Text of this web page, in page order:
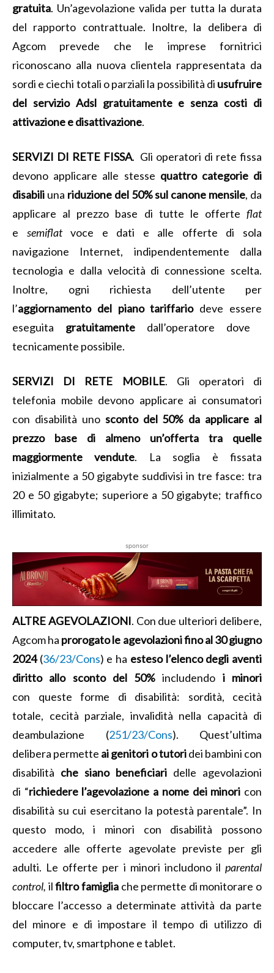
gratuita. Un’agevolazione valida per tutta la durata
del rapporto contrattuale. Inoltre, la delibera di
Agcom prevede che le imprese fornitrici
riconoscano alla nuova clientela rappresentata da
sordi e ciechi totali o parziali la possibilità di usufruire
del servizio Adsl gratuitamente e senza costi di
attivazione e disattivazione.
SERVIZI DI RETE FISSA. Gli operatori di rete fissa
devono applicare alle stesse quattro categorie di
disabili una riduzione del 50% sul canone mensile, da
applicare al prezzo base di tutte le offerte flat
e semiflatvoce e dati e alle offerte di sola
navigazione Internet, indipendentemente dalla
tecnologia e dalla velocità di connessione scelta.
Inoltre, ogni richiesta dell’utente per
l’aggiornamento del piano tariffariodeve essere
eseguita gratuitamente dall’operatore dove
tecnicamente possibile.
SERVIZI DI RETE MOBILE. Gli operatori di
telefonia mobile devono applicare ai consumatori
con disabilità uno sconto del 50% da applicare al
prezzo base di almeno un’offerta tra quelle
maggiormente vendute. La soglia è fissata
inizialmente a 50 gigabyte suddivisi in tre fasce: tra
20 e 50 gigabyte; superiore a 50 gigabyte; traffico
illimitato.
sponsor
ALTRE AGEVOLAZIONI. Con due ulteriori delibere,
Agcom ha prorogato le agevolazioni fino al 30 giugno
2024(36/23/Cons) e ha esteso l’elenco degli aventi
diritto allo sconto del 50%includendo i minori
con queste forme di disabilità: sordità, cecità
totale, cecità parziale, invalidità nella capacità di
deambulazione (251/23/Cons). Quest’ultima
delibera permette ai genitori o tutoridei bambini con
disabilità che siano beneficiari delle agevolazioni
di “richiedere l’agevolazione a nome dei minori con
disabilità su cui esercitano la potestà parentale”. In
questo modo, i minori con disabilità possono
accedere alle offerte agevolate previste per gli
adulti. Le offerte per i minori includono il parental
control, ilfiltro famigliache permette di monitorare o
bloccare l’accesso a determinate attività da parte
del minore e di impostare il tempo di utilizzo di
computer, tv, smartphone e tablet.